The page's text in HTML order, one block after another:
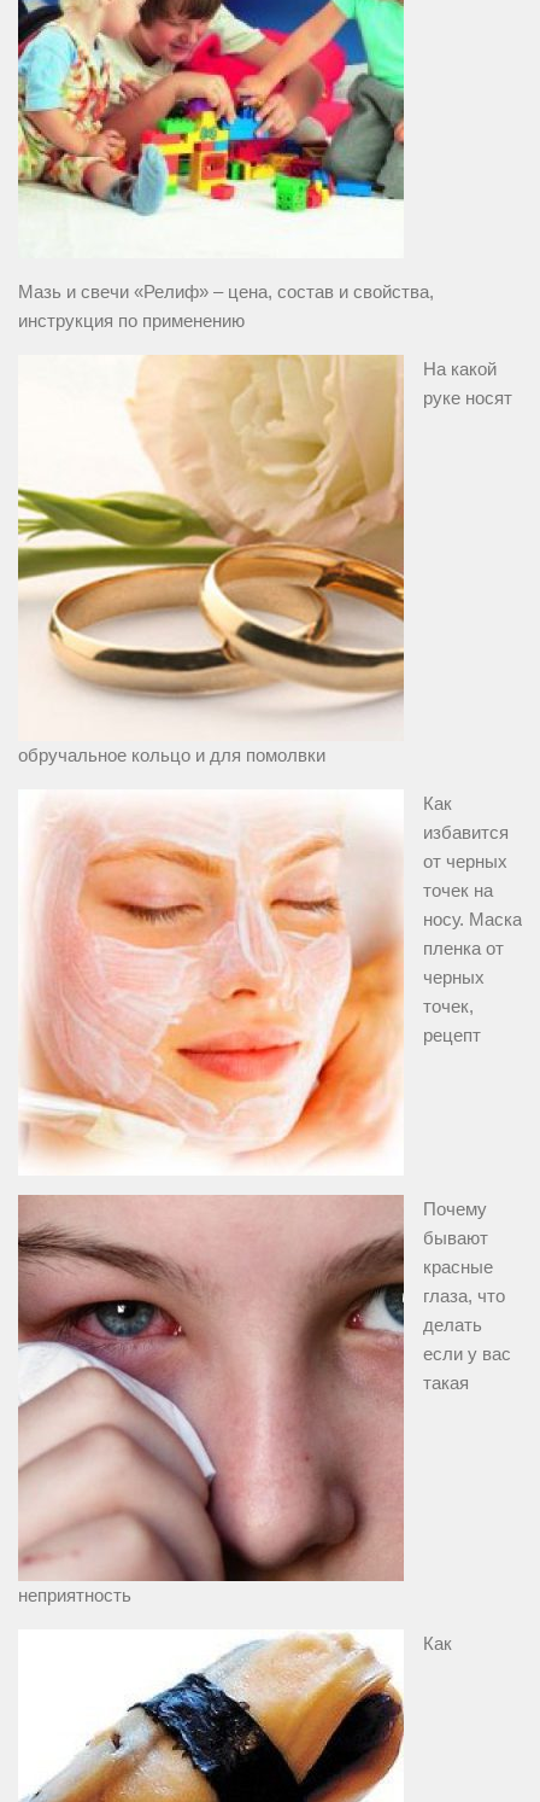
Мазь и свечи «Релиф» – цена, состав и свойства,
инструкция по применению
На какой
руке носят
обручальное кольцо и для помолвки
Как
избавится
от черных
точек на
носу. Маска
пленка от
черных
точек,
рецепт
Почему
бывают
красные
глаза, что
делать
если у вас
такая
неприятность
Как